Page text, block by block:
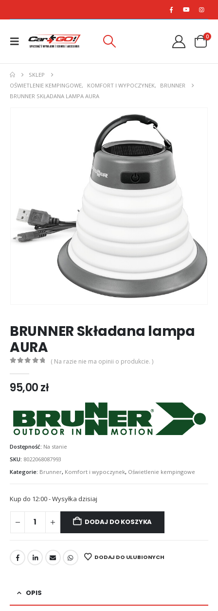
0
SKLEP
OŚWIETLENIE KEMPINGOWE, KOMFORT I WYPOCZYNEK,
BRUNNER
BRUNNER SKŁADANA LAMPA AURA
BRUNNER Składana lampa
AURA
( Na razie nie ma opinii o produkcie. )
95,00zł
Dostępność: Na stanie
SKU: 8022068087993
Kategorie: Brunner, Komfort i wypoczynek, Oświetlenie kempingowe
Kup do 12:00 - Wysyłka dzisiaj
DODAJ DO KOSZYKA
DODAJ DO ULUBIONYCH
OPIS